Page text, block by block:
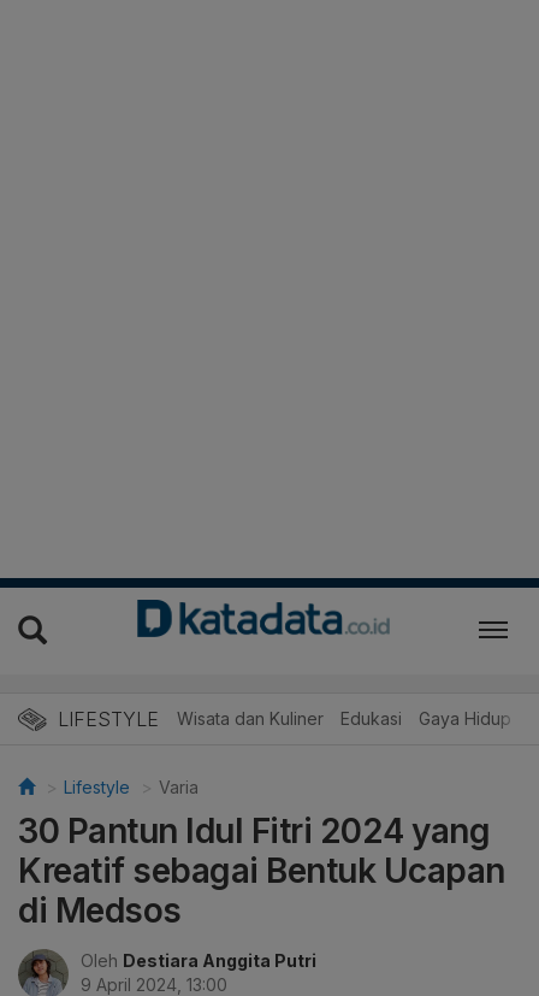
LIFESTYLE Wisata dan Kuliner Edukasi Gaya Hidup
Lifestyle Varia
30 Pantun Idul Fitri 2024 yang
Kreatif sebagai Bentuk Ucapan
di Medsos
Oleh Destiara Anggita Putri
9 April 2024, 13:00